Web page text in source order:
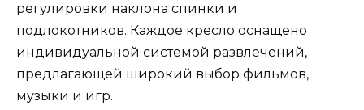
регулировки наклона спинки и
подлокотников. Каждое кресло оснащено
индивидуальной системой развлечений,
предлагающей широкий выбор фильмов,
музыки и игр.